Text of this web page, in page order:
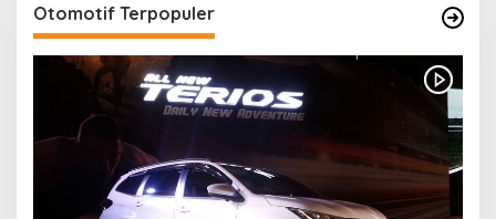
Otomotif Terpopuler